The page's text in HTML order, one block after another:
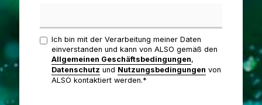
Ich bin mit der Verarbeitung meiner Daten
einverstanden und kann von ALSO gemäß den
Allgemeinen Geschäftsbedingungen,
Datenschutz und Nutzungsbedingungen von
ALSO kontaktiert werden.*